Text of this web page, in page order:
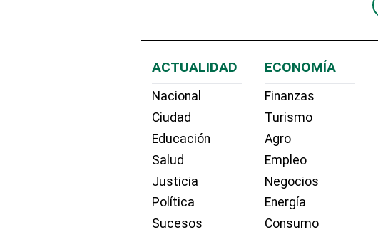
ACTUALIDAD
Nacional
Ciudad
Educación
Salud
Justicia
Política
Sucesos
ECONOMÍA
Finanzas
Turismo
Agro
Empleo
Negocios
Energía
Consumo